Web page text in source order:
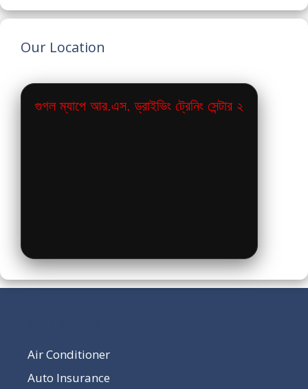
Our Location
গুগল ম্যাপে আর.এস. ড্রাইভিং ট্রেনিং সেন্টার ২
Air Conditioner
Auto Insurance